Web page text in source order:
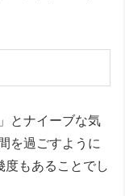
とナイーブな気
を過ごすように
度もあることでし